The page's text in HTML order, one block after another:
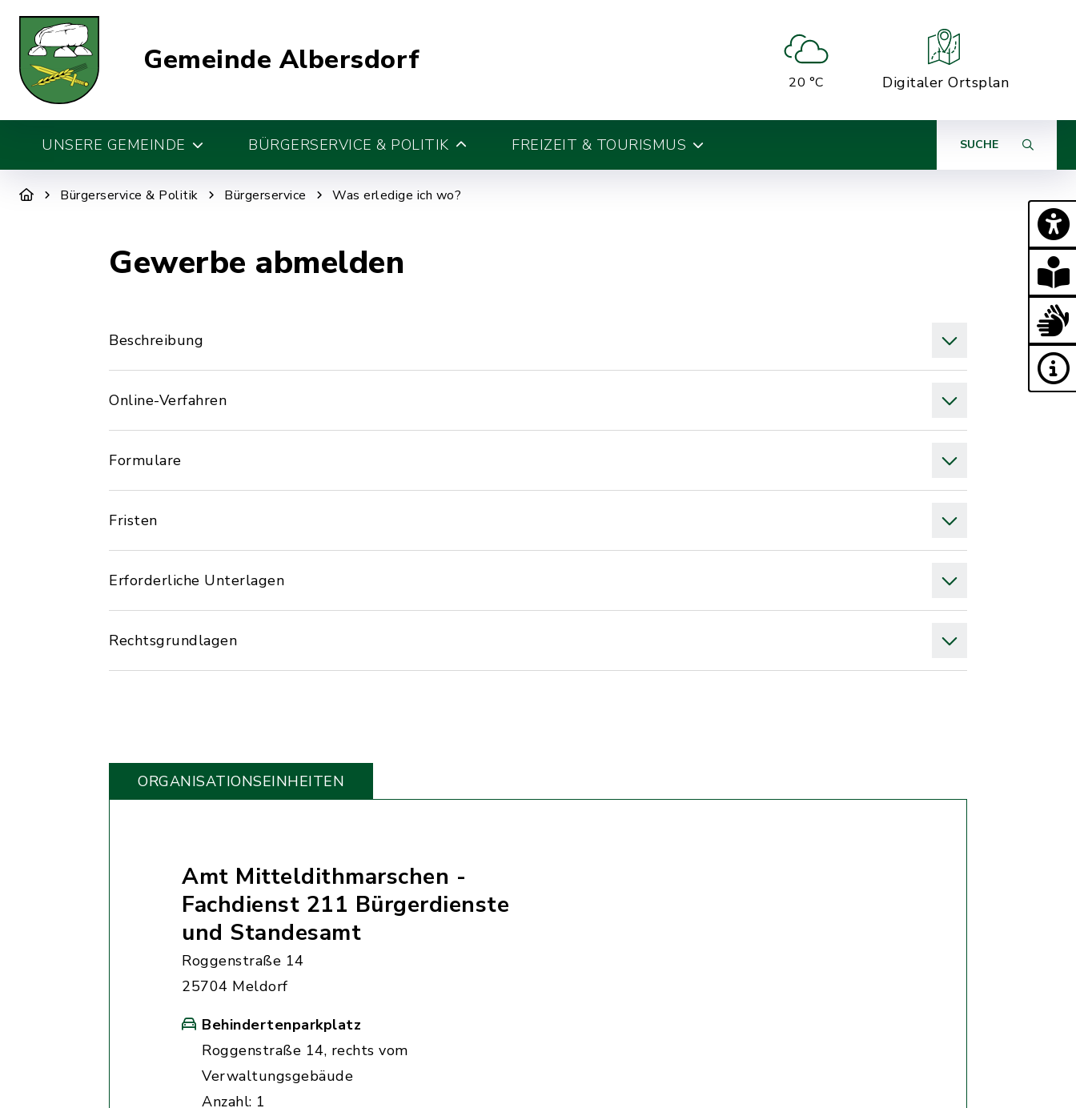
Gemeinde Albersdorf
20 °C Digitaler Ortsplan
UNSERE GEMEINDE BÜRGERSERVICE & POLITIK FREIZEIT & TOURISMUS SUCHE
Bürgerservice & Politik Bürgerservice Was erledige ich wo?
Gewerbe abmelden
Beschreibung
Online-Verfahren
Formulare
Fristen
Erforderliche Unterlagen
Rechtsgrundlagen
ORGANISATIONS­EINHEITEN
Amt Mitteldithmarschen -
Fachdienst 211 Bürgerdienste
und Standesamt
Roggenstraße 14
25704 Meldorf
Behindertenparkplatz
Roggenstraße 14, rechts vom
Verwaltungsgebäude
Anzahl: 1